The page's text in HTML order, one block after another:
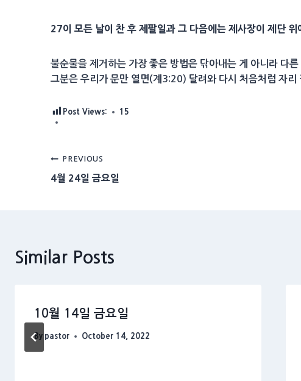
27이 모든 날이 찬 후 제팔일과 그 다음에는제사장이제단위
불순물을 제거하는 가장 좋은 방법은 닦아내는 게 아니라 다
그분은 우리가 문만 열면(계3:20) 달려와 다시 처음처럼 자리
Post Views: 15
Post
navigation
PREVIOUS
4월 24일 금요일
Similar Posts
10월 14일 금요일
By pastor October 14, 2022